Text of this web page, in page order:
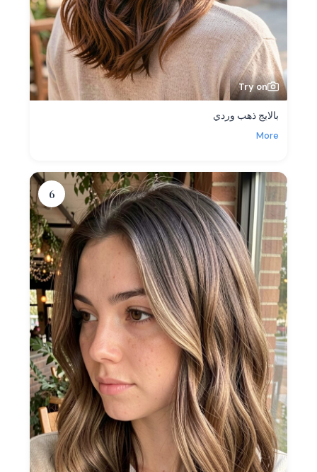
Try on
بالايج ذهب وردي
More
6